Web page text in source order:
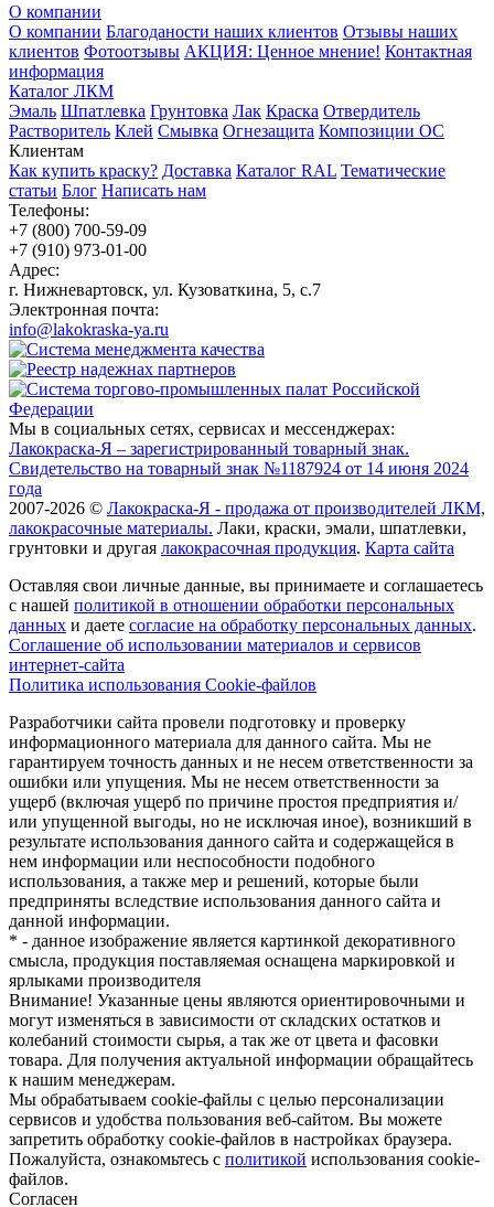
О компании
О компании Благоданости наших клиентов Отзывы наших
клиентов Фотоотзывы АКЦИЯ: Ценное мнение! Контактная
информация
Каталог ЛКМ
Эмаль Шпатлевка Грунтовка Лак Краска Отвердитель
Растворитель Клей Смывка Огнезащита Композиции ОС
Клиентам
Как купить краску? Доставка Каталог RAL Тематические
статьи Блог Написать нам
Телефоны:
+7 (800) 700-59-09
+7 (910) 973-01-00
Адрес:
г. Нижневартовск, ул. Кузоваткина, 5, с.7
Электронная почта:
info@lakokraska-ya.ru
Мы в социальных сетях, сервисах и мессенджерах:
Лакокраска-Я – зарегистрированный товарный знак.
Свидетельство на товарный знак №1187924 от 14 июня 2024
года
2007-2026 © Лакокраска-Я - продажа от производителей ЛКМ,
лакокрасочные материалы. Лаки, краски, эмали, шпатлевки,
грунтовки и другая лакокрасочная продукция. Карта сайта
Оставляя свои личные данные, вы принимаете и соглашаетесь
с нашей политикой в отношении обработки персональных
данных и даете cогласие на обработку персональных данных.
Соглашение об использовании материалов и сервисов
интернет-сайта
Политика использования Cookie-файлов
Разработчики сайта провели подготовку и проверку
информационного материала для данного сайта. Мы не
гарантируем точность данных и не несем ответственности за
ошибки или упущения. Мы не несем ответственности за
ущерб (включая ущерб по причине простоя предприятия и/
или упущенной выгоды, но не исключая иное), возникший в
результате использования данного сайта и содержащейся в
нем информации или неспособности подобного
использования, а также мер и решений, которые были
предприняты вследствие использования данного сайта и
данной информации.
* - данное изображение является картинкой декоративного
смысла, продукция поставляемая оснащена маркировкой и
ярлыками производителя
Внимание! Указанные цены являются ориентировочными и
могут изменяться в зависимости от складских остатков и
колебаний стоимости сырья, а так же от цвета и фасовки
товара. Для получения актуальной информации обращайтесь
к нашим менеджерам.
Мы обрабатываем cookie-файлы с целью персонализации
сервисов и удобства пользования веб-сайтом. Вы можете
запретить обработку cookie-файлов в настройках браузера.
Пожалуйста, ознакомьтесь с политикой использования cookie-
файлов.
Согласен